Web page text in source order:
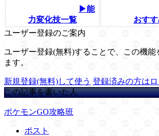
▶能
力変化技一覧
おす
ユーザー登録のご案内
ユーザー登録(無料)することで、この機能
ます。
新規登録(無料)して使う 登録済みの方は
この記事を書いた人
ポケモンGO攻略班
ポスト